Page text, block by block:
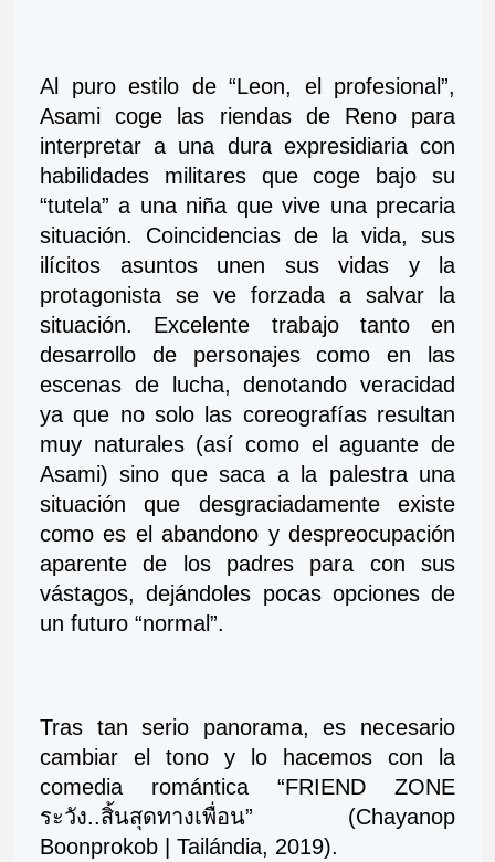
Al puro estilo de “Leon, el profesional”,
Asami coge las riendas de Reno para
interpretar a una dura expresidiaria con
habilidades militares que coge bajo su
“tutela” a una niña que vive una precaria
situación. Coincidencias de la vida, sus
ilícitos asuntos unen sus vidas y la
protagonista se ve forzada a salvar la
situación. Excelente trabajo tanto en
desarrollo de personajes como en las
escenas de lucha, denotando veracidad
ya que no solo las coreografías resultan
muy naturales (así como el aguante de
Asami) sino que saca a la palestra una
situación que desgraciadamente existe
como es el abandono y despreocupación
aparente de los padres para con sus
vástagos, dejándoles pocas opciones de
un futuro “normal”.
Tras tan serio panorama, es necesario
cambiar el tono y lo hacemos con la
comedia romántica “FRIEND ZONE
ระวัง..สิ้นสุดทางเพื่อน” (Chayanop
Boonprokob | Tailándia, 2019).